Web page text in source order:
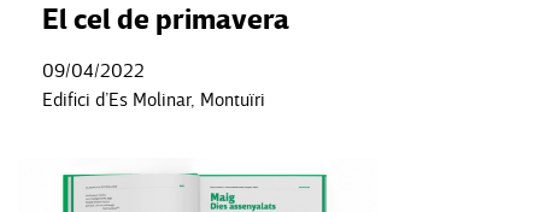
El cel de primavera
09/04/2022
Edifici d’Es Molinar, Montuïri